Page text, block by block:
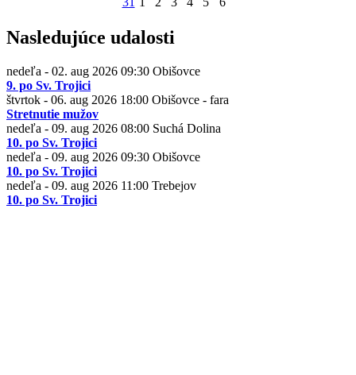
Nasledujúce udalosti
nedeľa - 02. aug 2026 09:30 Obišovce
9. po Sv. Trojici
štvrtok - 06. aug 2026 18:00 Obišovce - fara
Stretnutie mužov
nedeľa - 09. aug 2026 08:00 Suchá Dolina
10. po Sv. Trojici
nedeľa - 09. aug 2026 09:30 Obišovce
10. po Sv. Trojici
nedeľa - 09. aug 2026 11:00 Trebejov
10. po Sv. Trojici